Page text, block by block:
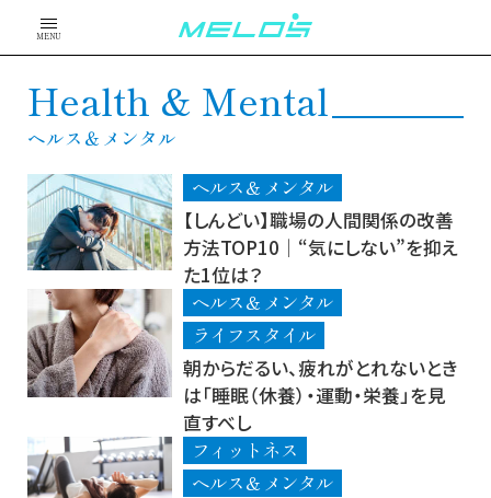
MENU
Health & Mental
ヘルス＆メンタル
ヘルス＆メンタル
【しんどい】職場の人間関係の改善
方法TOP10│“気にしない”を抑え
た1位は？
ヘルス＆メンタル
ライフスタイル
朝からだるい、疲れがとれないとき
は「睡眠（休養）・運動・栄養」を見
直すべし
フィットネス
ヘルス＆メンタル